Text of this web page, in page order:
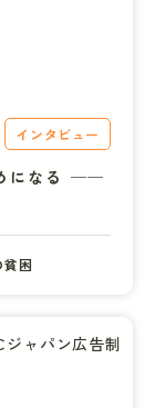
インタビュー
になる ──
貧困